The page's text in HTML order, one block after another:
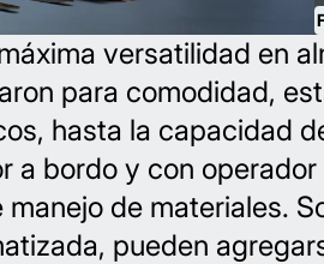
versatilidad en
para comodidad,
hasta la capacidad
bordo y con
de materiales.
pueden